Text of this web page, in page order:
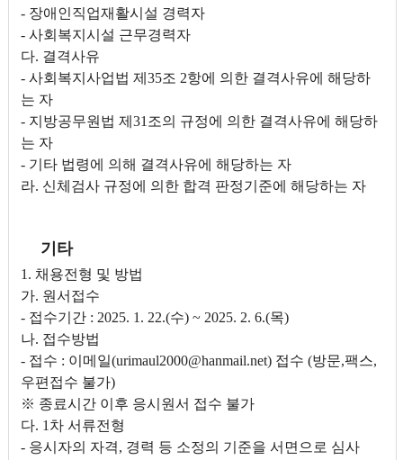
- 장애인직업재활시설 경력자
- 사회복지시설 근무경력자
다. 결격사유
- 사회복지사업법 제35조 2항에 의한 결격사유에 해당하
는 자
- 지방공무원법 제31조의 규정에 의한 결격사유에 해당하
는 자
- 기타 법령에 의해 결격사유에 해당하는 자
라. 신체검사 규정에 의한 합격 판정기준에 해당하는 자
기타
1. 채용전형 및 방법
가. 원서접수
- 접수기간 : 2025. 1. 22.(수) ~ 2025. 2. 6.(목)
나. 접수방법
- 접수 : 이메일(urimaul2000@hanmail.net) 접수 (방문,팩스,
우편접수 불가)
※ 종료시간 이후 응시원서 접수 불가
다. 1차 서류전형
- 응시자의 자격, 경력 등 소정의 기준을 서면으로 심사